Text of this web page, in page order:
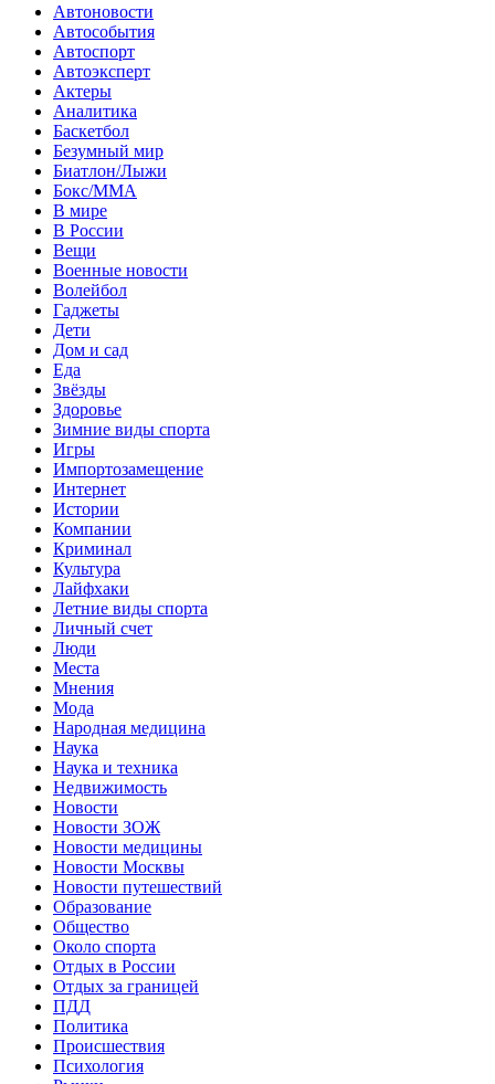
Автоновости
Автособытия
Автоспорт
Автоэксперт
Актеры
Аналитика
Баскетбол
Безумный мир
Биатлон/Лыжи
Бокс/MMA
В мире
В России
Вещи
Военные новости
Волейбол
Гаджеты
Дети
Дом и сад
Еда
Звёзды
Здоровье
Зимние виды спорта
Игры
Импортозамещение
Интернет
Истории
Компании
Криминал
Культура
Лайфхаки
Летние виды спорта
Личный счет
Люди
Места
Мнения
Мода
Народная медицина
Наука
Наука и техника
Недвижимость
Новости
Новости ЗОЖ
Новости медицины
Новости Москвы
Новости путешествий
Образование
Общество
Около спорта
Отдых в России
Отдых за границей
ПДД
Политика
Происшествия
Психология